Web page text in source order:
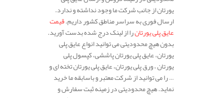
یورتان از جانب شرکت ما وجود نداشته و ندارد.
ارسال فوری به سراسر مناطق کشور داریم.قیمت
عایق پلی یورتانرا از لینک درج شده بدست آورید.
بدون هیچ محدودیتی می توانید انواع عایق پلی
یورتان، عایق پلی یورتان پاششی، کپسول پلی
یورتان ، ورق پلی یورتان، عایق پلی یورتان تخته ای و
… را می توانید از شرکت معتبر و باسابقه ما خرید
نماید. هیچ محدودیتی در زمینه ثبت سفارش و